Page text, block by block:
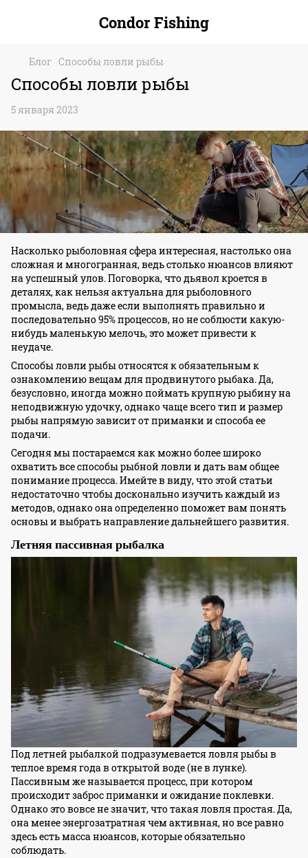
Condor Fishing
Блог Способы ловли рыбы
Способы ловли рыбы
5 января 2023
Насколько рыболовная сфера интересная, настолько она
сложная и многогранная, ведь столько нюансов влияют
на успешный улов. Поговорка, что дьявол кроется в
деталях, как нельзя актуальна для рыболовного
промысла, ведь даже если выполнять правильно и
последовательно 95% процессов, но не соблюсти какую-
нибудь маленькую мелочь, это может привести к
неудаче.
Способы ловли рыбы относятся к обязательным к
ознакомлению вещам для продвинутого рыбака. Да,
безусловно, иногда можно поймать крупную рыбину на
неподвижную удочку, однако чаще всего тип и размер
рыбы напрямую зависит от приманки и способа ее
подачи.
Сегодня мы постараемся как можно более широко
охватить все способы рыбной ловли и дать вам общее
понимание процесса. Имейте в виду, что этой статьи
недостаточно чтобы досконально изучить каждый из
методов, однако она определенно поможет вам понять
основы и выбрать направление дальнейшего развития.
Летняя пассивная рыбалка
Под летней рыбалкой подразумевается ловля рыбы в
теплое время года в открытой воде (не в лунке).
Пассивным же называется процесс, при котором
происходит заброс приманки и ожидание поклевки.
Однако это вовсе не значит, что такая ловля простая. Да,
она менее энергозатратная чем активная, но все равно
здесь есть масса нюансов, которые обязательно
соблюдать.